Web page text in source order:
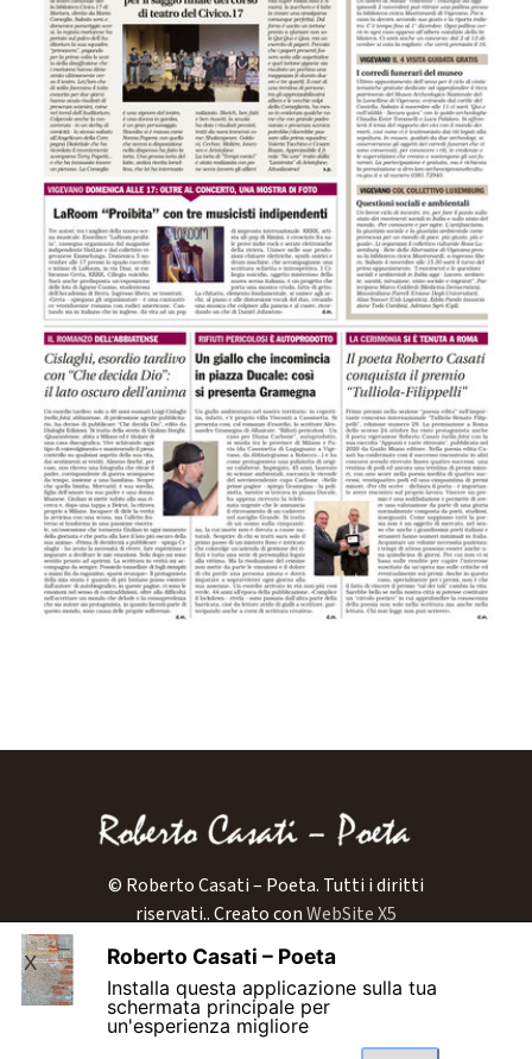
© Roberto Casati – Poeta. Tutti i diritti
riservati..Creato conWebSite X5
Home
Biografia
Libri
Blog
Roberto Casati – Poeta
Installa questa applicazione sulla tua
schermata principale per
un'esperienza migliore
X